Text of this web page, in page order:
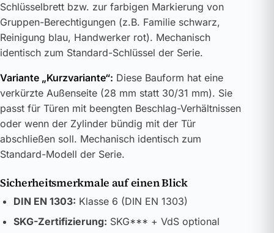
Schlüsselbrett bzw. zur farbigen Markierung von
Gruppen-Berechtigungen (z.B. Familie schwarz,
Reinigung blau, Handwerker rot). Mechanisch
identisch zum Standard-Schlüssel der Serie.
Variante „Kurzvariante“: Diese Bauform hat eine
verkürzte Außenseite (28 mm statt 30/31 mm). Sie
passt für Türen mit beengten Beschlag-Verhältnissen
oder wenn der Zylinder bündig mit der Tür
abschließen soll. Mechanisch identisch zum
Standard-Modell der Serie.
Sicherheitsmerkmale auf einen Blick
DIN EN 1303: Klasse 6 (DIN EN 1303)
SKG-Zertifizierung: SKG*** + VdS optional